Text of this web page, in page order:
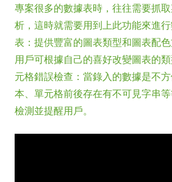
專案很多的數據表時，往往需要抓
析，這時就需要用到上此功能來進
表：提供豐富的圖表類型和圖表配色
用戶可根據自己的喜好改變圖表的
元格錯誤檢查：當錄入的數據是不
本、單元格前後存在有不可見字串
檢測並提醒用戶。